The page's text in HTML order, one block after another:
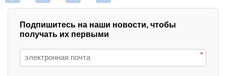
Подпишитесь на наши новости, чтобы
получать их первыми
*